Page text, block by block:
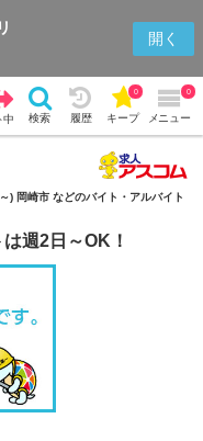
開く
中 検索 履歴 キープ
0
メニュー
0
履歴
) 岡崎市 などのバイト・アルバイト
週2日～OK！